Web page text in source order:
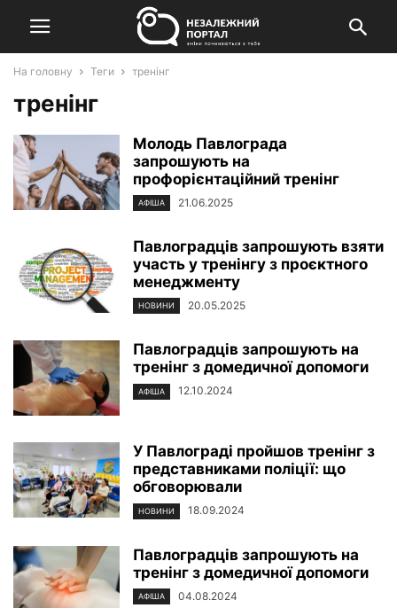
На головну Теги тренінг
тренінг
Молодь Павлограда
запрошують на
профорієнтаційний тренінг
АФІША 21.06.2025
Павлоградців запрошують взяти
участь у тренінгу з проєктного
менеджменту
НОВИНИ 20.05.2025
Павлоградців запрошують на
тренінг з домедичної допомоги
АФІША 12.10.2024
У Павлограді пройшов тренінг з
представниками поліції: що
обговорювали
НОВИНИ 18.09.2024
Павлоградців запрошують на
тренінг з домедичної допомоги
АФІША 04.08.2024